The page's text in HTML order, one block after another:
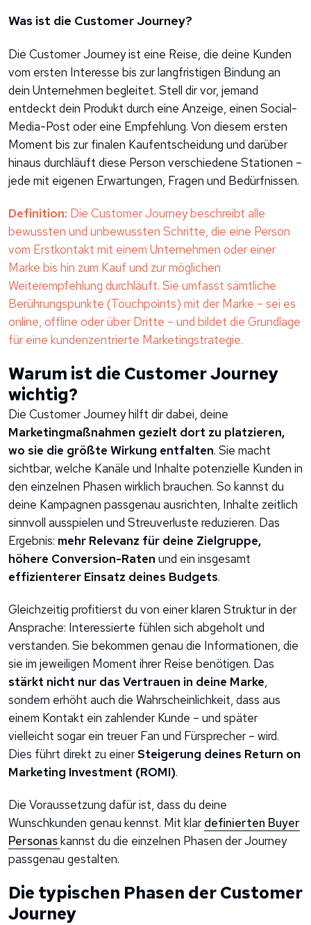
Was ist die Customer Journey?
Die Customer Journey ist eine Reise, die deine Kunden
vom ersten Interesse bis zur langfristigen Bindung an
dein Unternehmen begleitet. Stell dir vor, jemand
entdeckt dein Produkt durch eine Anzeige, einen Social-
Media-Post oder eine Empfehlung. Von diesem ersten
Moment bis zur finalen Kaufentscheidung und darüber
hinaus durchläuft diese Person verschiedene Stationen –
jede mit eigenen Erwartungen, Fragen und Bedürfnissen.
Definition: Die Customer Journey beschreibt alle
bewussten und unbewussten Schritte, die eine Person
vom Erstkontakt mit einem Unternehmen oder einer
Marke bis hin zum Kauf und zur möglichen
Weiterempfehlung durchläuft. Sie umfasst sämtliche
Berührungspunkte (Touchpoints) mit der Marke – sei es
online, offline oder über Dritte – und bildet die Grundlage
für eine kundenzentrierte Marketingstrategie.
Warum ist die Customer Journey
wichtig?
Die Customer Journey hilft dir dabei, deine
Marketingmaßnahmen gezielt dort zu platzieren,
wo sie die größte Wirkung entfalten. Sie macht
sichtbar, welche Kanäle und Inhalte potenzielle Kunden in
den einzelnen Phasen wirklich brauchen. So kannst du
deine Kampagnen passgenau ausrichten, Inhalte zeitlich
sinnvoll ausspielen und Streuverluste reduzieren. Das
Ergebnis: mehr Relevanz für deine Zielgruppe,
höhere Conversion-Raten und ein insgesamt
effizienterer Einsatz deines Budgets.
Gleichzeitig profitierst du von einer klaren Struktur in der
Ansprache: Interessierte fühlen sich abgeholt und
verstanden. Sie bekommen genau die Informationen, die
sie im jeweiligen Moment ihrer Reise benötigen. Das
stärkt nicht nur das Vertrauen in deine Marke,
sondern erhöht auch die Wahrscheinlichkeit, dass aus
einem Kontakt ein zahlender Kunde – und später
vielleicht sogar ein treuer Fan und Fürsprecher – wird.
Dies führt direkt zu einerSteigerung deines Return on
Marketing Investment (ROMI).
Die Voraussetzung dafür ist, dass du deine
Wunschkunden genau kennst. Mit klardefinierten Buyer
Personaskannst du die einzelnen Phasen der Journey
passgenau gestalten.
Die typischen Phasen der Customer
Journey